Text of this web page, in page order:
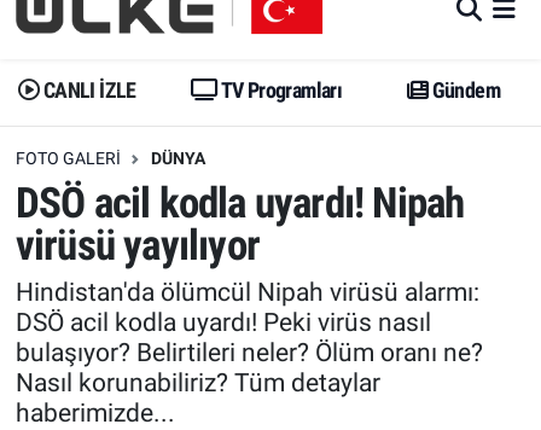
CANLI İZLE TV Programları Gündem
FOTO GALERI DÜNYA
DSÖ acil kodla uyardı! Nipah
virüsü yayılıyor
Hindistan'da ölümcül Nipah virüsü alarmı:
DSÖ acil kodla uyardı! Peki virüs nasıl
bulaşıyor? Belirtileri neler? Ölüm oranı ne?
Nasıl korunabiliriz? Tüm detaylar
haberimizde...
Gündem
Dünya
Erişim Bilgileri
Ekonomi
Trend
Özel Haberler
Gündem
Trend
Erişim Bilgileri
Spor
Ekonomi
Dünya
İstanbul Namaz Vakitleri
Trafik Durumu
Erişim Bilgileri
Tüm Manşetler
Son Dakika Haberleri
Haber Arşivi